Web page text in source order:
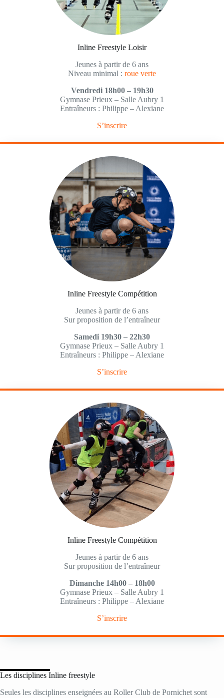
Inline Freestyle Loisir
Jeunes à partir de 6 ans
Niveau minimal : roue verte
Vendredi 18h00 – 19h30
Gymnase Prieux – Salle Aubry 1
Entraîneurs : Philippe – Alexiane
S’inscrire
Inline Freestyle Compétition
Jeunes à partir de 6 ans
Sur proposition de l’entraîneur
Samedi 19h30 – 22h30
Gymnase Prieux – Salle Aubry 1
Entraîneurs : Philippe – Alexiane
S’inscrire
Inline Freestyle Compétition
Jeunes à partir de 6 ans
Sur proposition de l’entraîneur
Dimanche 14h00 – 18h00
Gymnase Prieux – Salle Aubry 1
Entraîneurs : Philippe – Alexiane
S’inscrire
Les disciplines Inline freestyle
Seules les disciplines enseignées au Roller Club de Pornichet sont